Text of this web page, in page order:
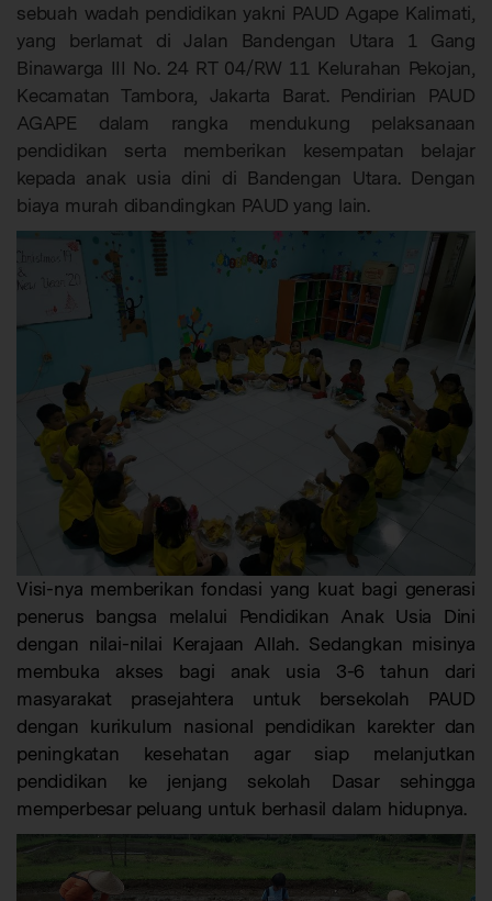
sebuah wadah pendidikan yakni PAUD Agape Kalimati,
yang berlamat di Jalan Bandengan Utara 1 Gang
Binawarga III No. 24 RT 04/RW 11 Kelurahan Pekojan,
Kecamatan Tambora, Jakarta Barat. Pendirian PAUD
AGAPE dalam rangka mendukung pelaksanaan
pendidikan serta memberikan kesempatan belajar
kepada anak usia dini di Bandengan Utara. Dengan
biaya murah dibandingkan PAUD yang lain.
Visi-nya memberikan fondasi yang kuat bagi generasi
penerus bangsa melalui Pendidikan Anak Usia Dini
dengan nilai-nilai Kerajaan Allah. Sedangkan misinya
membuka akses bagi anak usia 3-6 tahun dari
masyarakat prasejahtera untuk bersekolah PAUD
dengan kurikulum nasional pendidikan karekter dan
peningkatan kesehatan agar siap melanjutkan
pendidikan ke jenjang sekolah Dasar sehingga
memperbesar peluang untuk berhasil dalam hidupnya.